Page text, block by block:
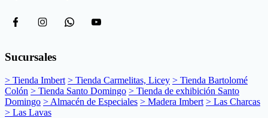
Sucursales
> Tienda Imbert > Tienda Carmelitas, Licey > Tienda Bartolomé
Colón > Tienda Santo Domingo > Tienda de exhibición Santo
Domingo > Almacén de Especiales > Madera Imbert > Las Charcas
> Las Lavas